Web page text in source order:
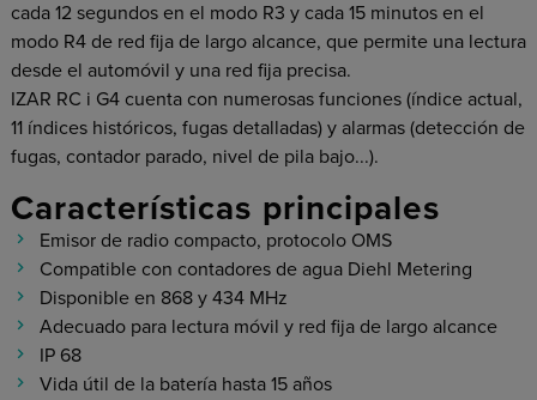
cada 12 segundos en el modo R3 y cada 15 minutos en el
modo R4 de red fija de largo alcance, que permite una lectura
desde el automóvil y una red fija precisa.
IZAR RC i G4 cuenta con numerosas funciones (índice actual,
11 índices históricos, fugas detalladas) y alarmas (detección de
fugas, contador parado, nivel de pila bajo...).
Características principales
Emisor de radio compacto, protocolo OMS
Compatible con contadores de agua Diehl Metering
Disponible en 868 y 434 MHz
Adecuado para lectura móvil y red fija de largo alcance
IP 68
Vida útil de la batería hasta 15 años